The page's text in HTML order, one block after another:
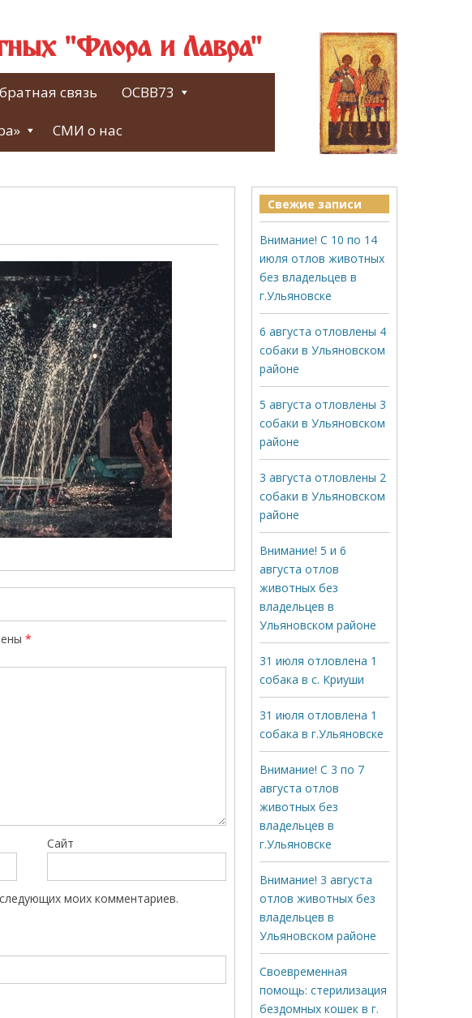
"Флора и Лавра"
связь ОСВВ73
СМИ о нас
*
Сайт
моих комментариев.
Свежие записи
Внимание! С 10 по 14
июля отлов животных
без владельцев в
г.Ульяновске
6 августа отловлены 4
собаки в Ульяновском
районе
5 августа отловлены 3
собаки в Ульяновском
районе
3 августа отловлены 2
собаки в Ульяновском
районе
Внимание! 5 и 6
августа отлов
животных без
владельцев в
Ульяновском районе
31 июля отловлена 1
собака в с. Криуши
31 июля отловлена 1
собака в г.Ульяновске
Внимание! С 3 по 7
августа отлов
животных без
владельцев в
г.Ульяновске
Внимание! 3 августа
отлов животных без
владельцев в
Ульяновском районе
Своевременная
помощь: стерилизация
бездомных кошек в г.